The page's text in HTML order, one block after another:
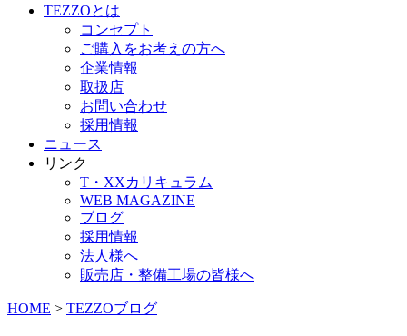
TEZZOとは
コンセプト
ご購入をお考えの方へ
企業情報
取扱店
お問い合わせ
採用情報
ニュース
リンク
T・XXカリキュラム
WEB MAGAZINE
ブログ
採用情報
法人様へ
販売店・整備工場の皆様へ
HOME > TEZZOブログ